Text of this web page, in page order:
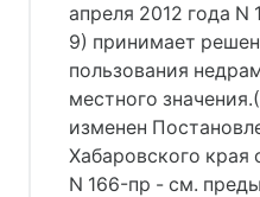
апреля 2012 года N
9) принимает
пользования
местного
изменен
Хабаровского края
N 166-пр - см.